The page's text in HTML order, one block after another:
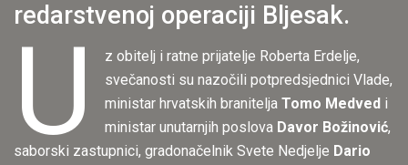
redarstvenoj operaciji Bljesak.
U
z obitelj i ratne prijatelje Roberta Erdelje,
svečanosti su nazočili potpredsjednici Vlade,
ministar hrvatskih braniteljaTomo Medved i
ministar unutarnjih poslova Davor Božinović,
saborski zastupnici, gradonačelnik Svete Nedjelje Dario